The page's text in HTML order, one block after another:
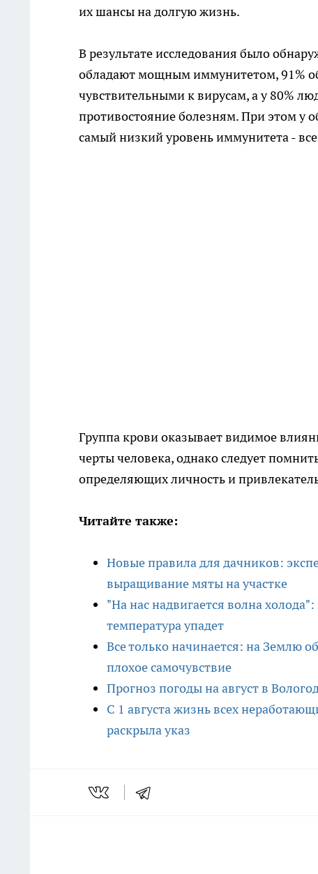
их шансы на долгую жизнь.
В результате исследования было
обладают мощным иммунитетом, 91%
чувствительными к вирусам, а у 80%
противостояние болезням. При этом у
самый низкий уровень иммунитета -
Группа крови оказывает видимое
черты человека, однако следует
определяющих личность и
Читайте также:
Новые правила для дачников:
выращивание мяты на участке
"На нас надвигается волна
температура упадет
Все только начинается: на Землю
плохое самочувствие
Прогноз погоды на август в
С 1 августа жизнь всех
раскрыла указ